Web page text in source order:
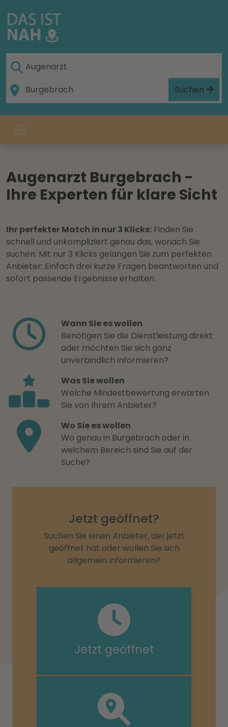
Suchen
Augenarzt Burgebrach -
Ihre Experten für klare Sicht
Ihr perfekter Match in nur 3 Klicks: Finden Sie
schnell und unkompliziert genau das, wonach Sie
suchen. Mit nur 3 Klicks gelangen Sie zum perfekten
Anbieter: Einfach drei kurze Fragen beantworten und
sofort passende Ergebnisse erhalten.
Wann Sie es wollen
Benötigen Sie die Dienstleistung direkt
oder möchten Sie sich ganz
unverbindlich informieren?
Was Sie wollen
Welche Mindestbewertung erwarten
Sie von Ihrem Anbieter?
Wo Sie es wollen
Wo genau in Burgebrach oder in
welchem Bereich sind Sie auf der
Suche?
Jetzt geöffnet?
Suchen Sie einen Anbieter, der jetzt
geöffnet hat oder wollen Sie sich
allgemein informieren?
Jetzt geöffnet